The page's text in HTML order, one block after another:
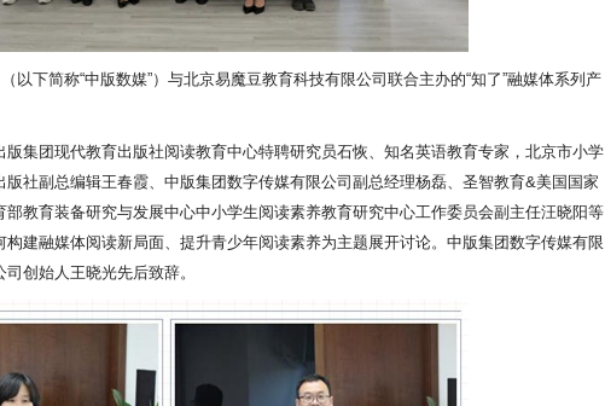
以下简称“中版数媒”）与北京易魔豆教育科技有限公司联合主办的“知了”融媒体系列产
集团现代教育出版社阅读教育中心特聘研究员石恢、知名英语教育专家，北京市小学
社副总编辑王春霞、中版集团数字传媒有限公司副总经理杨磊、圣智教育&美国国家
教育装备研究与发展中心中小学生阅读素养教育研究中心工作委员会副主任汪晓阳等
建融媒体阅读新局面、提升青少年阅读素养为主题展开讨论。中版集团数字传媒有限
创始人王晓光先后致辞。